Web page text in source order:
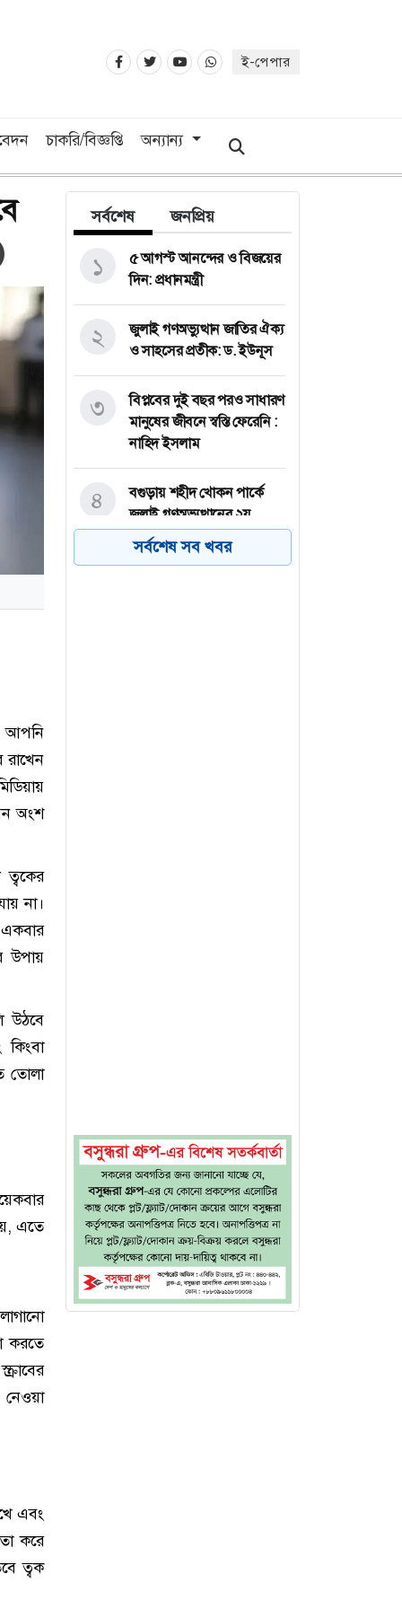
ই-পেপার
চাকরি/বিজ্ঞপ্তি অন্যান্য
আপনি
রাখেন
অংশ
না।
উপায়
উঠবে
তোলা
এতে
করতে
এবং
করে
ত্বক
সর্বশেষ জনপ্রিয়
৫ আগস্ট আনন্দের ও বিজয়ের
দিন: প্রধানমন্ত্রী
১
জুলাই গণঅভ্যুত্থান জাতির ঐক্য
ও সাহসের প্রতীক: ড. ইউনূস
২
বিপ্লবের দুই বছর পরও সাধারণ
মানুষের জীবনে স্বস্তি ফেরেনি :
নাহিদ ইসলাম
৩
বগুড়ায় শহীদ খোকন পার্কে
জুলাই গণঅভ্যুত্থানের ২য়
বর্ষপূর্তি উদযাপিত
৪
সর্বশেষ সব খবর